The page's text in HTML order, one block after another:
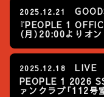
2025.12.21
『PEOPLE 1
（月）20:00よりオ
2025.12.18
LIVE
PEOPLE 1 2026
ァンクラブ「112号